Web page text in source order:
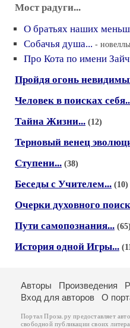
Мост радуги...
О братьях наших
Собачья душа... -
Про Кота по имени
Пройдя огонь
Человек в поисках
Тайна Жизни... (12)
Терновый венец
Ступени... (38)
Беседы с Учителем... (10)
Очерки духовного
Пути самопознания... (65)
История одной Игры...
Авторы Произведения
Вход для авторов
О
Портал Проза.ру предоставляет
свободной публикации своих